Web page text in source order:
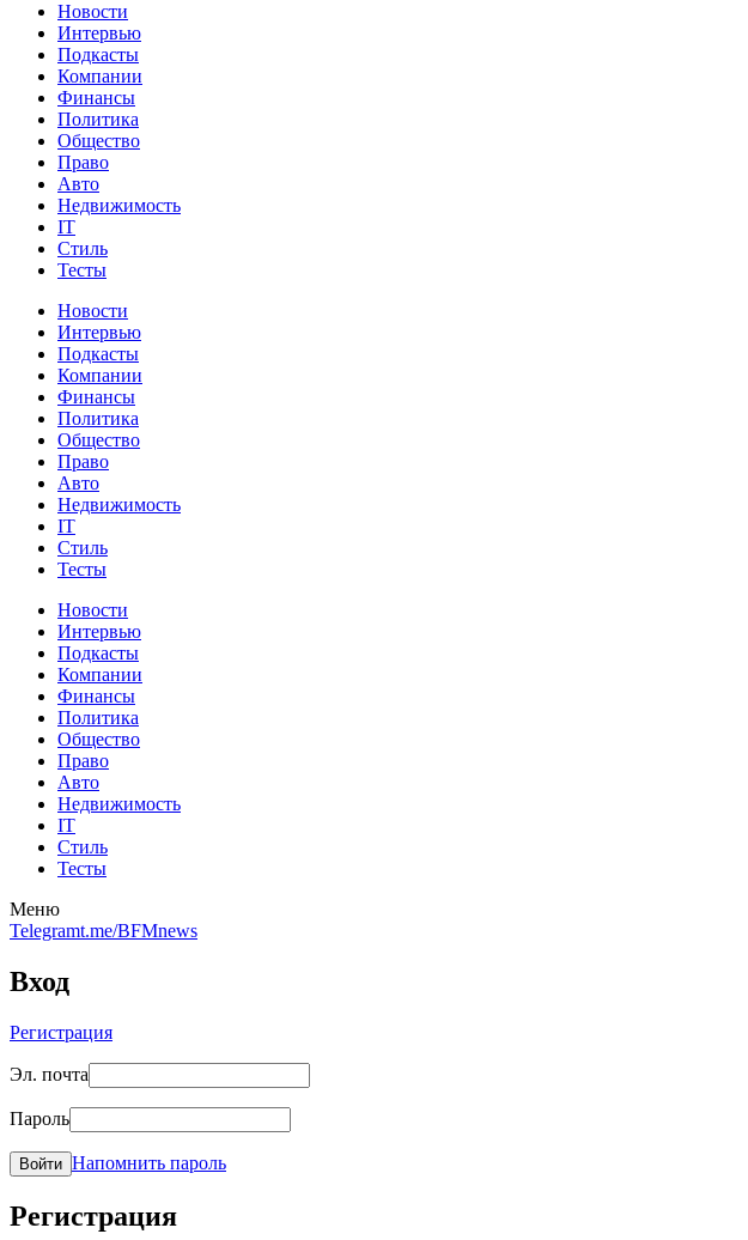
Новости
Интервью
Подкасты
Компании
Финансы
Политика
Общество
Право
Авто
Недвижимость
IT
Стиль
Тесты
Новости
Интервью
Подкасты
Компании
Финансы
Политика
Общество
Право
Авто
Недвижимость
IT
Стиль
Тесты
Новости
Интервью
Подкасты
Компании
Финансы
Политика
Общество
Право
Авто
Недвижимость
IT
Стиль
Тесты
Меню
Telegramt.me/BFMnews
Вход
Регистрация
Эл. почта
Пароль
Войти Напомнить пароль
Регистрация